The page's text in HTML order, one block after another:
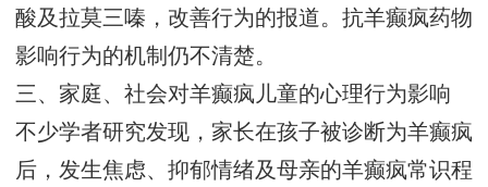
酸及拉莫三嗪，改善行为的报道。抗羊癫疯药物
影响行为的机制仍不清楚。
三、家庭、社会对羊癫疯儿童的心理行为影响
不少学者研究发现，家长在孩子被诊断为羊癫疯
后，发生焦虑、抑郁情绪及母亲的羊癫疯常识程